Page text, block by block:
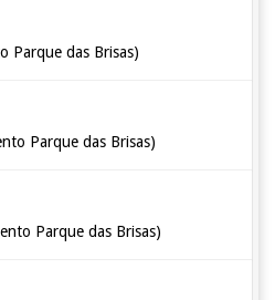
Parque das Brisas)
Parque das Brisas)
Parque das Brisas)